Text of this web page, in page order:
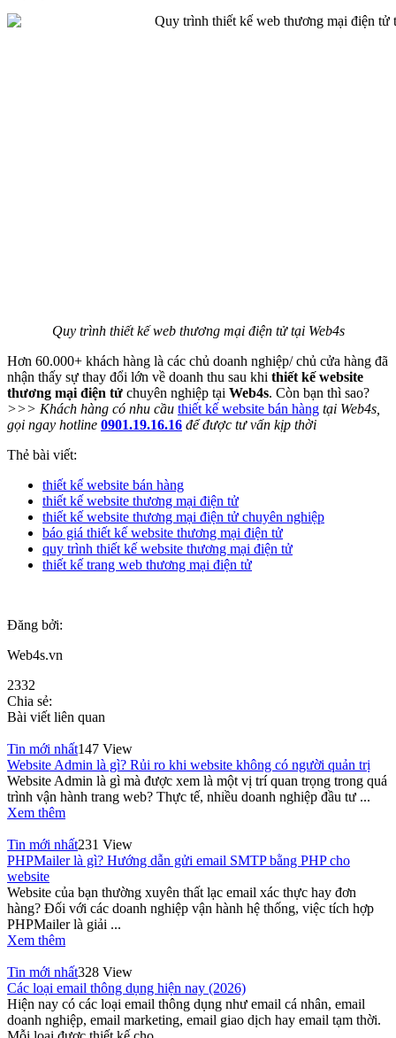
Quy trình thiết kế web thương mại điện tử tại Web4s
Hơn 60.000+ khách hàng là các chủ doanh nghiệp/ chủ cửa hàng đã
nhận thấy sự thay đổi lớn về doanh thu sau khi thiết kế website
thương mại điện tử chuyên nghiệp tại Web4s. Còn bạn thì sao?
>>> Khách hàng có nhu cầu thiết kế website bán hàng tại Web4s,
gọi ngay hotline 0901.19.16.16 để được tư vấn kịp thời
Thẻ bài viết:
thiết kế website bán hàng
thiết kế website thương mại điện tử
thiết kế website thương mại điện tử chuyên nghiệp
báo giá thiết kế website thương mại điện tử
quy trình thiết kế website thương mại điện tử
thiết kế trang web thương mại điện tử
Đăng bởi:
Web4s.vn
2332
Chia sẻ:
Bài viết liên quan
Tin mới nhất147 View
Website Admin là gì? Rủi ro khi website không có người quản trị
Website Admin là gì mà được xem là một vị trí quan trọng trong quá
trình vận hành trang web? Thực tế, nhiều doanh nghiệp đầu tư ...
Xem thêm
Tin mới nhất231 View
PHPMailer là gì? Hướng dẫn gửi email SMTP bằng PHP cho
website
Website của bạn thường xuyên thất lạc email xác thực hay đơn
hàng? Đối với các doanh nghiệp vận hành hệ thống, việc tích hợp
PHPMailer là giải ...
Xem thêm
Tin mới nhất328 View
Các loại email thông dụng hiện nay (2026)
Hiện nay có các loại email thông dụng như email cá nhân, email
doanh nghiệp, email marketing, email giao dịch hay email tạm thời.